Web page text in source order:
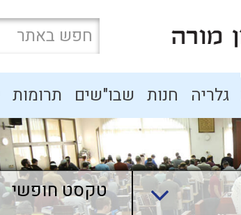
גלריה חנות שבו"שים תרומות